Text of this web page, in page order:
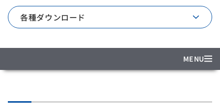
各種ダウンロード
MENU